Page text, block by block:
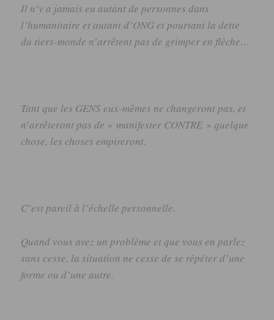
Il n’y a jamais eu autant de personnes dans
l’humanitaire et autant d’ONG et pourtant la dette
du tiers-monde n’arrêtent pas de grimper en flèche…
Tant que les GENS eux-mêmes ne changeront pas, et
n’arrêteront pas de « manifester CONTRE » quelque
chose, les choses empireront.
C’est pareil à l’échelle personnelle.
Quand vous avez un problème et que vous en parlez
sans cesse, la situation ne cesse de se répéter d’une
forme ou d’une autre.